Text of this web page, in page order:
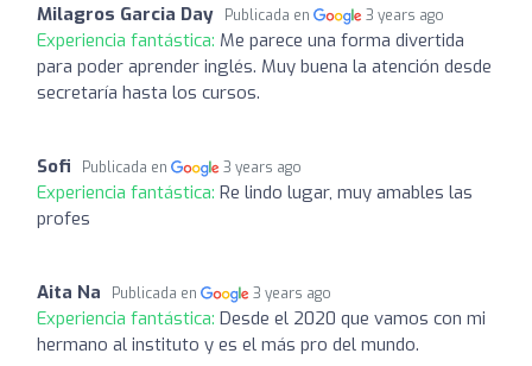
Milagros Garcia Day Publicada en 3 years ago
Experiencia fantástica: Me parece una forma divertida
para poder aprender inglés. Muy buena la atención desde
secretaría hasta los cursos.
Sofi Publicada en 3 years ago
Experiencia fantástica: Re lindo lugar, muy amables las
profes
Aita Na Publicada en 3 years ago
Experiencia fantástica: Desde el 2020 que vamos con mi
hermano al instituto y es el más pro del mundo.